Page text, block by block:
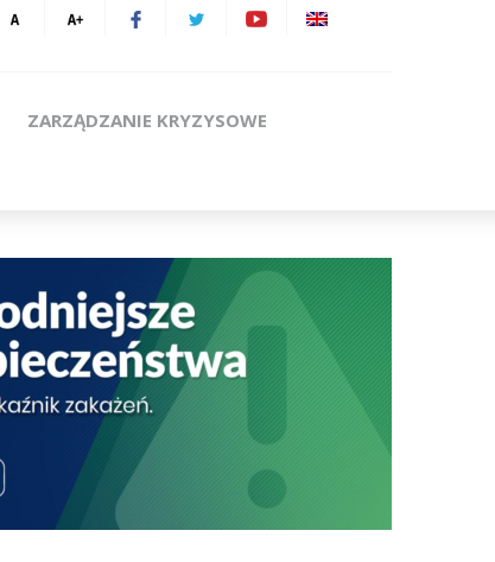
ZARZĄDZANIE KRYZYSOWE